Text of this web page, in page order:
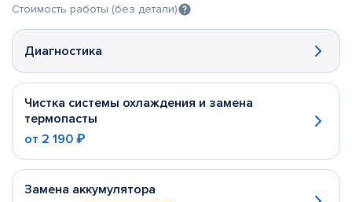
Стоимость работы (без детали)
Диагностика
Чистка системы охлаждения и замена
термопасты
от 2 190 ₽
Замена аккумулятора